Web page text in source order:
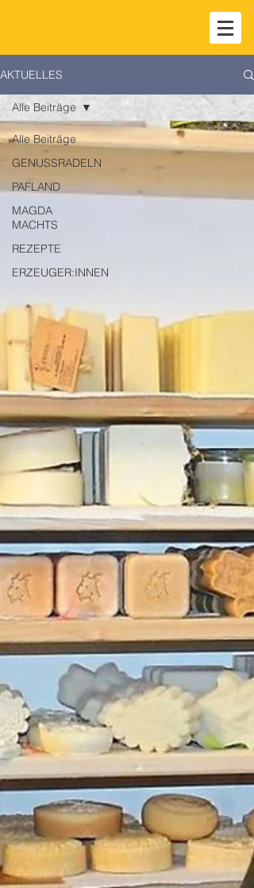
AKTUELLES
Alle Beiträge
GENUSSRADELN
PAFLAND
MAGDA
MACHTS
REZEPTE
ERZEUGER:INNEN
Alle Beiträge